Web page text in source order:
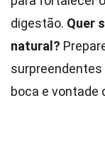
digestão. Quer
natural?
surpreendentes
boca e vontade